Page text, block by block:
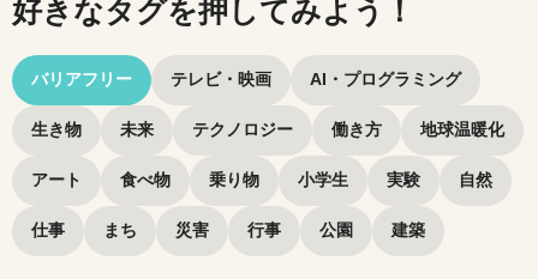
好きなタグを押してみよう！
バリアフリー テレビ・映画 AI・プログラミング
生き物 未来 テクノロジー 働き方 地球温暖化
アート 食べ物 乗り物 小学生 実験 自然
仕事 まち 災害 行事 公園 建築